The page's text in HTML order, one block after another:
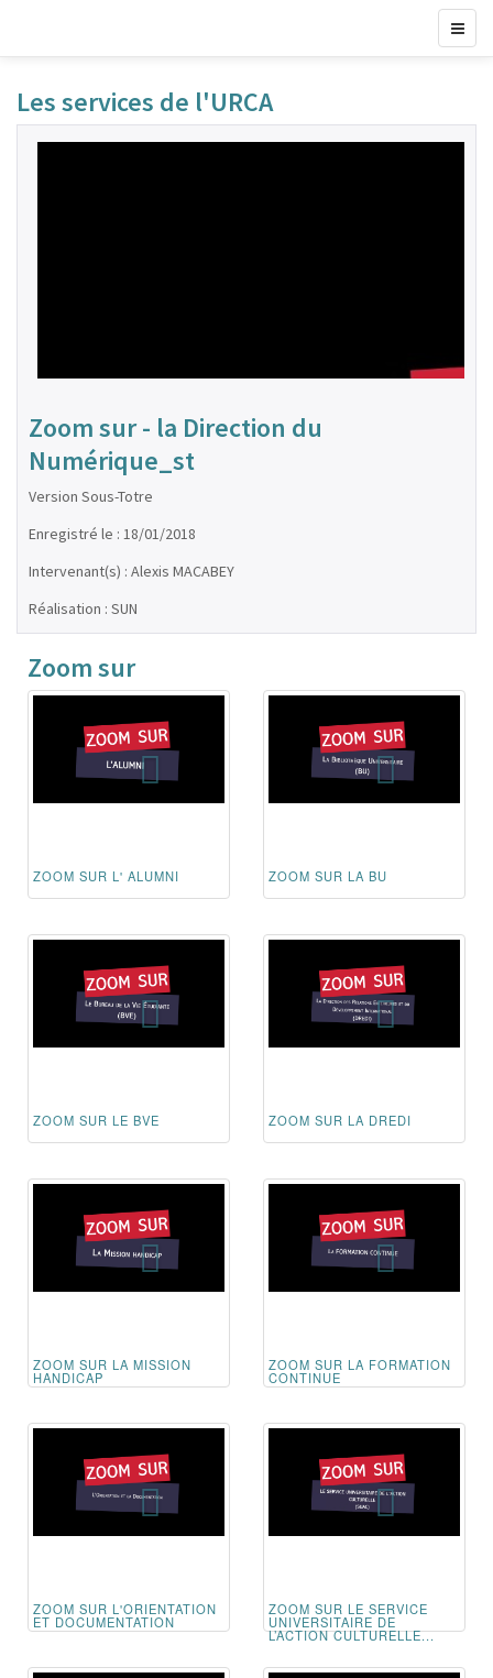
Les services de l'URCA
Zoom sur - la Direction du
Numérique_st
Version Sous-Totre
Enregistré le : 18/01/2018
Intervenant(s) : Alexis MACABEY
Réalisation : SUN
Zoom sur
ZOOM SUR L' ALUMNI ZOOM SUR LA BU
ZOOM SUR LE BVE ZOOM SUR LA DREDI
ZOOM SUR LA MISSION
HANDICAP
ZOOM SUR LA FORMATION
CONTINUE
ZOOM SUR L'ORIENTATION
ET DOCUMENTATION
ZOOM SUR LE SERVICE
UNIVERSITAIRE DE
L’ACTION CULTURELLE...